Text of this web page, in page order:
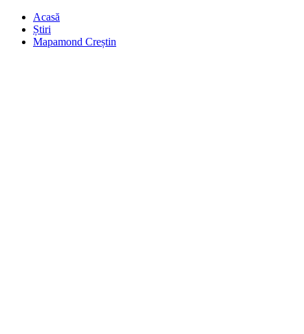
Acasă
Știri
Mapamond Creștin